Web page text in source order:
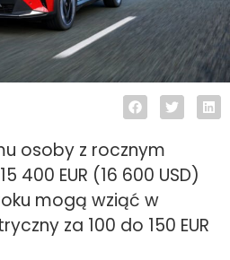
osoby z rocznym
400 EUR (16 600 USD)
mogą wziąć w
za 100 do 150 EUR